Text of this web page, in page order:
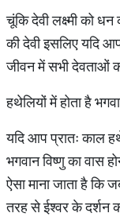
चूंकि देवी लक्ष्मी को धन
की देवी इसलिए यदि
जीवन में सभी देवताओं
हथेलियों में होता है
यदि आप प्रातः काल
भगवान विष्णु का वास
ऐसा माना जाता है
तरह से ईश्वर के दर्शन